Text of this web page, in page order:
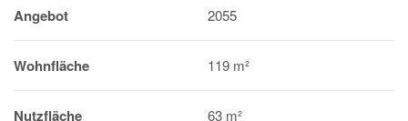
Angebot 2055
Wohnfläche 119 m²
Nutzfläche 63 m²